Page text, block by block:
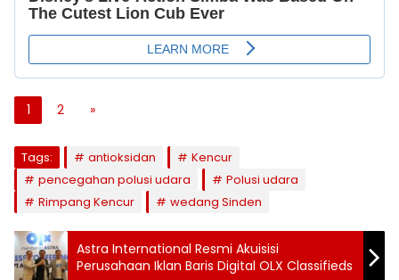
1 2 »
Tags: antioksidan
Kencur
pencegahan polusi udara
Polusi udara
Rimpang Kencur
wedang Sinden
Astra International Resmi Akuisisi
Perusahaan Iklan Baris Digital OLX Classifieds